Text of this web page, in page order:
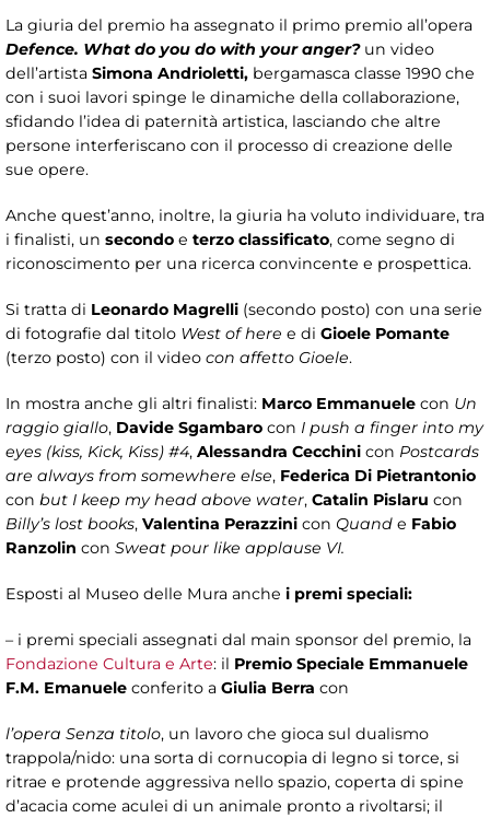
La giuria del premio ha assegnato il primo premio all’opera
Defence. What do you do with your anger? un video
dell’artista Simona Andrioletti, bergamasca classe 1990 che
con i suoi lavori spinge le dinamiche della collaborazione,
sfidando l’idea di paternità artistica, lasciando che altre
persone interferiscano con il processo di creazione delle
sue opere.
Anche quest’anno, inoltre, la giuria ha voluto individuare, tra
i finalisti, un secondo e terzo classificato, come segno di
riconoscimento per una ricerca convincente e prospettica.
Si tratta di Leonardo Magrelli (secondo posto) con una serie
di fotografie dal titolo West of here e di Gioele Pomante
(terzo posto) con il video con affetto Gioele.
In mostra anche gli altri finalisti: Marco Emmanuele con Un
raggio giallo, Davide Sgambaro con I push a finger into my
eyes (kiss, Kick, Kiss) #4, Alessandra Cecchini con Postcards
are always from somewhere else, Federica Di Pietrantonio
con but I keep my head above water, Catalin Pislaru con
Billy’s lost books, Valentina Perazzini con Quand e Fabio
Ranzolin con Sweat pour like applause VI.
Esposti al Museo delle Mura anche i premi speciali:
– i premi speciali assegnati dal main sponsor del premio, la
Fondazione Cultura e Arte: il Premio Speciale Emmanuele
F.M. Emanuele conferito a Giulia Berra con
l’opera Senza titolo, un lavoro che gioca sul dualismo
trappola/nido: una sorta di cornucopia di legno si torce, si
ritrae e protende aggressiva nello spazio, coperta di spine
d’acacia come aculei di un animale pronto a rivoltarsi; il